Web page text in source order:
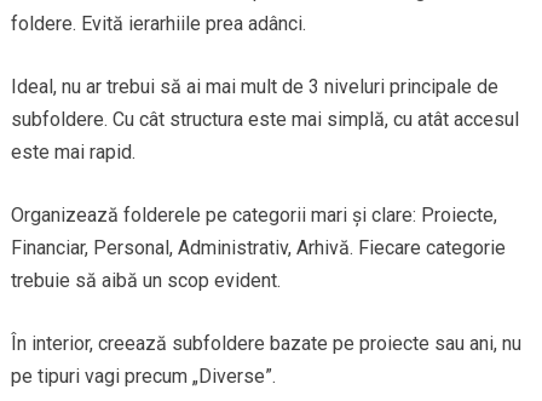
foldere. Evită ierarhiile prea adânci.
Ideal, nu ar trebui să ai mai mult de 3 niveluri principale de
subfoldere. Cu cât structura este mai simplă, cu atât accesul
este mai rapid.
Organizează folderele pe categorii mari și clare: Proiecte,
Financiar, Personal, Administrativ, Arhivă. Fiecare categorie
trebuie să aibă un scop evident.
În interior, creează subfoldere bazate pe proiecte sau ani, nu
pe tipuri vagi precum „Diverse”.